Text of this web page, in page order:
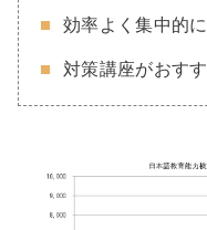
効率よく集中的
対策講座がおす